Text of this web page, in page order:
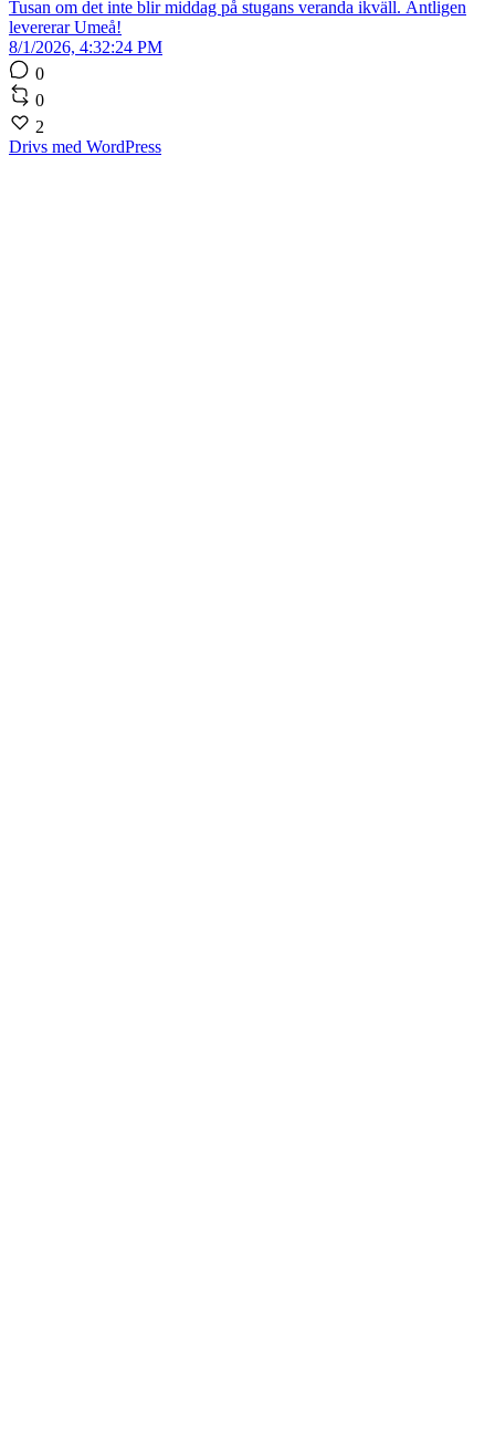
Tusan om det inte blir middag på stugans veranda ikväll. Äntligen
levererar Umeå!
8/1/2026, 4:32:24 PM
0
0
2
Drivs med WordPress